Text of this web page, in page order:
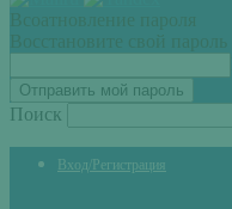
Всоатновление пароля
Восстановите свой пароль
Поиск
Вход/Регистрация